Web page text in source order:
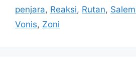
penjara, Reaksi, Rutan,
Vonis, Zoni